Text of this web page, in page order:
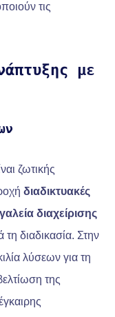
τις
με
ζωτικής
διαδικτυακές
διαχείρισης
τη διαδικασία. Στην
λύσεων για τη
της